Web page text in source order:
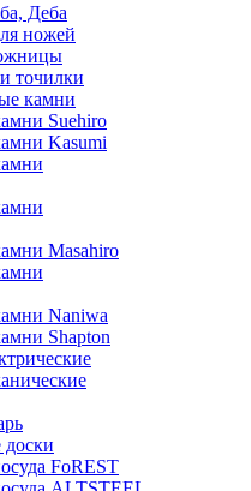
Деба
ножей
точилки
камни
Suehiro
Kasumi
Masahiro
Naniwa
Shapton
доски
FoREST